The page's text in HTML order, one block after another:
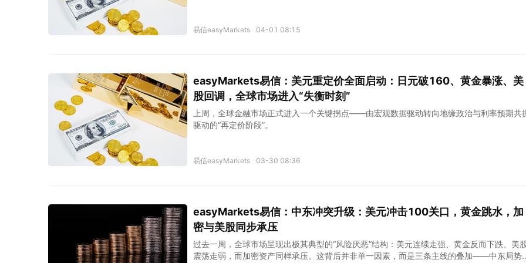
易信easyMarkets 04-01 08:15
easyMarkets易信：美元重定价全面启动：日元破160、黄金暴涨、美
股回调，全球市场进入“失衡时刻”
上周，全球金融市场正式进入一个关键拐点——由宏观数据驱动转向地缘政治与利率预期共
驱动的“再定价阶段”。
易信easyMarkets 03-30 08:36
easyMarkets易信：中东冲突升级：美元冲击100关口，黄金跳水，加
密与美股同步承压
过去一周，全球市场呈现出极其典型的“风险厌恶”结构：美元连续走强、黄金反而下跌、美
震荡走弱，而加密资产同样承压。这背后并非单一因素，而是三条主线的叠加——中东局势